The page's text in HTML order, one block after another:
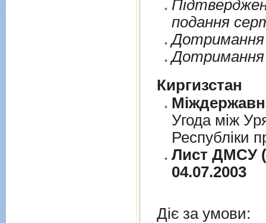
подання
Дотримання
Дотримання
Киргизстан
Угода між
Республіки
Лист ДМСУ
04.07.2003
Діє за умови: